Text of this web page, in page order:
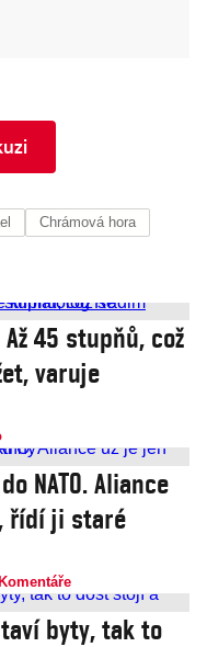
Chrámová hora
45 stupňů, což
varuje
NATO. Aliance
řídí ji staré
Komentáře
byty, tak to